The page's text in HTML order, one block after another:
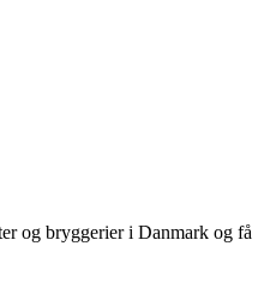
og bryggerier i Danmark og få